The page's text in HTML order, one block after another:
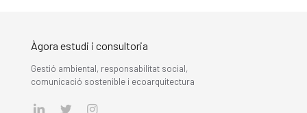
Àgora estudi i consultoria
Gestió ambiental, responsabilitat social,
comunicació sostenible i ecoarquitectura